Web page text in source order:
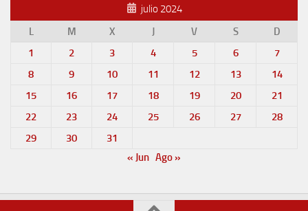
julio 2024
L
M X J V S
D
1
2 3 4 5 6
7
8
9 10 11 12 13
14
15
16 17 18 19 20
21
22
23 24 25 26 27
28
29
30
31
« Jun Ago »